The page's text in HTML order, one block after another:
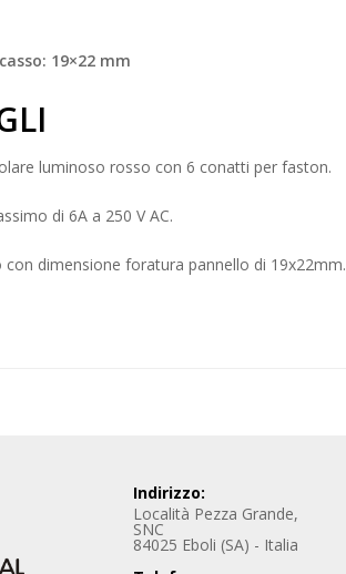
19×22 mm
luminoso rosso con 6 conatti per faston.
di 6A a 250 V AC.
con dimensione foratura pannello di 19x22mm.
Indirizzo:
Località Pezza Grande,
SNC
84025 Eboli (SA) - Italia